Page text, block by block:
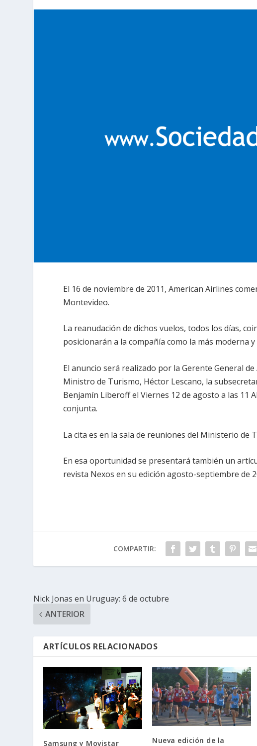
El 16 de noviembre de 2011, American Airlines
Montevideo.
La reanudación de dichos vuelos, todos los días,
posicionarán a la compañía como la más moderna
El anuncio será realizado por la Gerente General
Ministro de Turismo, Héctor Lescano, la
Benjamín Liberoff el Viernes 12 de agosto a las 11
conjunta.
La cita es en la sala de reuniones del Ministerio de
En esa oportunidad se presentará también un
revista Nexos en su edición agosto-septiembre de
COMPARTIR:
Nick Jonas en Uruguay: 6 de octubre
ANTERIOR
ARTÍCULOS RELACIONADOS
Samsung y Movistar
Nueva edición de la